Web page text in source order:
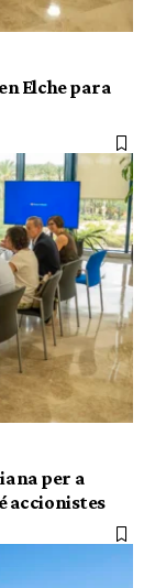
Elche para
per a
accionistes